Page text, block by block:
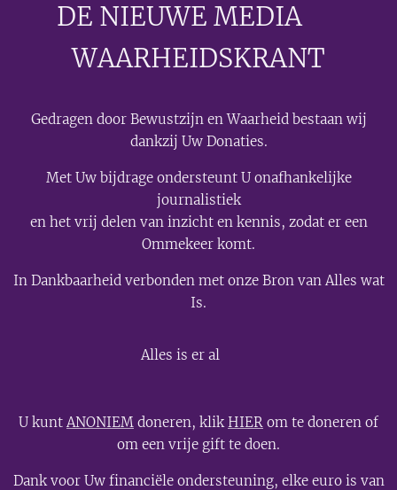
DE NIEUWE MEDIA🟣
WAARHEIDSKRANT
Gedragen door Bewustzijn en Waarheid bestaan wij
dankzij Uw Donaties.
Met Uw bijdrage ondersteunt U onafhankelijke
journalistiek
en het vrij delen van inzicht en kennis, zodat er een
Ommekeer komt.
In Dankbaarheid verbonden met onze Bron van Alles wat
Is.
Alles is er al
U kuntANONIEM doneren, klikHIER om te doneren of
om een vrije gift te doen.
Dank voor Uw financiële ondersteuning, elke euro is van